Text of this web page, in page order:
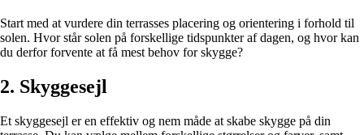
Start med at vurdere din terrasses placering og orientering i forhold til
solen. Hvor står solen på forskellige tidspunkter af dagen, og hvor kan
du derfor forvente at få mest behov for skygge?
2. Skyggesejl
Et skyggesejl er en effektiv og nem måde at skabe skygge på din